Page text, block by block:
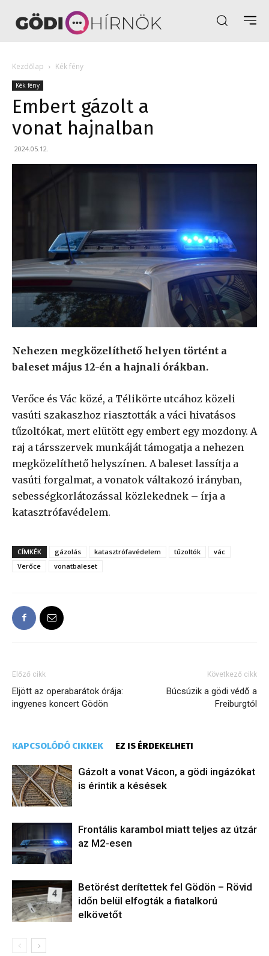
Kezdőlap Kék fény
Kék fény
Embert gázolt a
vonat hajnalban
2024.05.12.
Nehezen megközelíthető helyen történt a
baleset május 12-én a hajnali órákban.
Verőce és Vác közé, a Télikörte utcához közeli
vasúti szakaszhoz riasztották a váci hivatásos
tűzoltókat, mert elütött egy embert egy mozdony. A
raj a társszervek munkáját támogatja a nehezen
megközelíthető helyszínen. A baleset lassítja a
vasúti forgalmat, a vonatok váltakozó irányban,
sebességkorlátozással közlekednek – írja a
katasztrófavédelem.
CÍMKÉK gázolás katasztrófavédelem tűzoltók
vác
Verőce
vonatbaleset
Előző cikk
Eljött az operabarátok órája:
ingyenes koncert Gödön
Következő cikk
Búcsúzik a gödi védő a
Freiburgtól
KAPCSOLÓDÓ CIKKEK EZ IS ÉRDEKELHETI
Gázolt a vonat Vácon, a gödi ingázókat
is érintik a késések
Frontális karambol miatt teljes az útzár
az M2-esen
Betörést derítettek fel Gödön – Rövid
időn belül elfogták a fiatalkorú
elkövetőt